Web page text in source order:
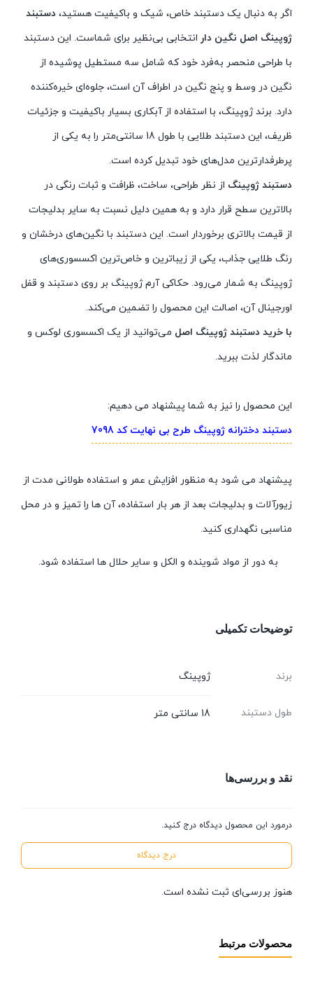
اگر به دنبال یک دستبند خاص، شیک و باکیفیت هستید، دستبند
ژوپینگ اصل نگین دار انتخابی بی‌نظیر برای شماست. این دستبند
با طراحی منحصر به‌فرد خود که شامل سه مستطیل پوشیده از
نگین در وسط و پنج نگین در اطراف آن است، جلوه‌ای خیره‌کننده
دارد. برند ژوپینگ، با استفاده از آبکاری بسیار باکیفیت و جزئیات
ظریف، این دستبند طلایی با طول 18 سانتی‌متر را به یکی از
پرطرفدارترین مدل‌های خود تبدیل کرده است.
دستبند ژوپینگ از نظر طراحی، ساخت، ظرافت و ثبات رنگی در
بالاترین سطح قرار دارد و به همین دلیل نسبت به سایر بدلیجات
از قیمت بالاتری برخوردار است. این دستبند با نگین‌های درخشان و
رنگ طلایی جذاب، یکی از زیباترین و خاص‌ترین اکسسوری‌های
ژوپینگ به شمار می‌رود. حکاکی آرم ژوپینگ بر روی دستبند و قفل
اورجینال آن، اصالت این محصول را تضمین می‌کند.
با خرید دستبند ژوپینگ اصل می‌توانید از یک اکسسوری لوکس و
ماندگار لذت ببرید.
این محصول را نیز به شما پیشنهاد می دهیم:
دستبند دخترانه ژوپینگ طرح بی نهایت کد 7098
پیشنهاد می شود به منظور افزایش عمر و استفاده طولانی مدت از
زیورآلات و بدلیجات بعد از هر بار استفاده، آن ها را تمیز و در محل
مناسبی نگهداری کنید.
به دور از مواد شوینده و الکل و سایر حلال ها استفاده شود.
توضیحات تکمیلی
برند ژوپینگ
طول دستبند 18 سانتی متر
نقد و بررسی‌ها
درمورد این محصول دیدگاه درج کنید.
درج دیدگاه
هنوز بررسی‌ای ثبت نشده است.
محصولات مرتبط